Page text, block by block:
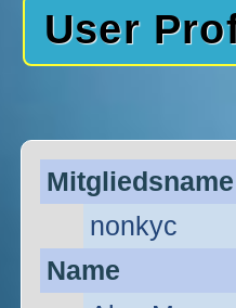
User
Mitgliedsname
nonkyc
Name